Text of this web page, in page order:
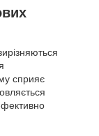
сприяє